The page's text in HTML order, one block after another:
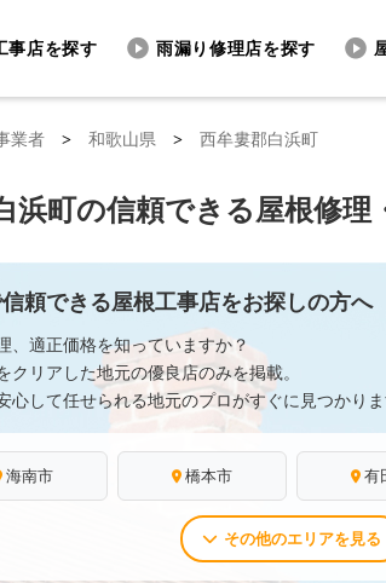
事店を探す 雨漏り修理店を探す
業者 > 和歌山県 > 西牟婁郡白浜町
浜町の信頼できる屋根修理
頼できる屋根工事店をお探しの方へ
、適正価格を知っていますか？
リアした地元の優良店のみを掲載。
して任せられる地元のプロがすぐに見つかりま
海南市 橋本市 有
その他のエリアを見る